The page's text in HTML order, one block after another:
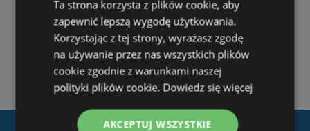
Ta strona korzysta z plików cookie, aby
zapewnić lepszą wygodę użytkowania.
Korzystając z tej strony, wyrażasz zgodę
na używanie przez nas wszystkich plików
cookie zgodnie z warunkami naszej
polityki plików cookie. Dowiedz się więcej
AKCEPTUJ WSZYSTKIE